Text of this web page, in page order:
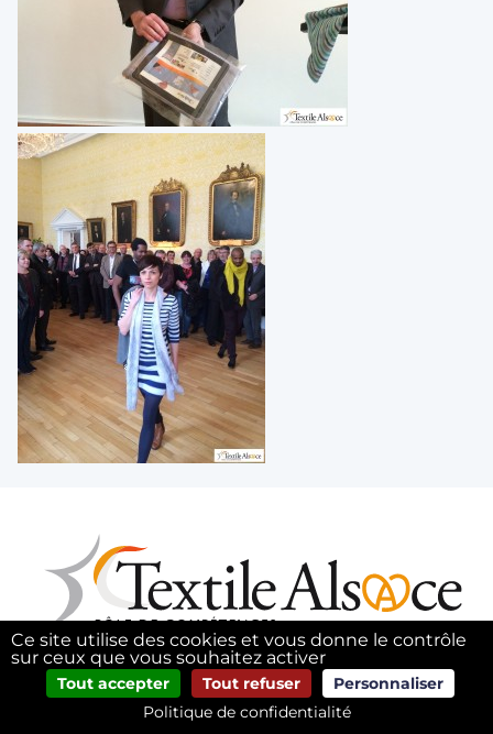
Ce site utilise des cookies et vous donne le contrôle
sur ceux que vous souhaitez activer
Tout accepter Tout refuser
Personnaliser
Politique de confidentialité